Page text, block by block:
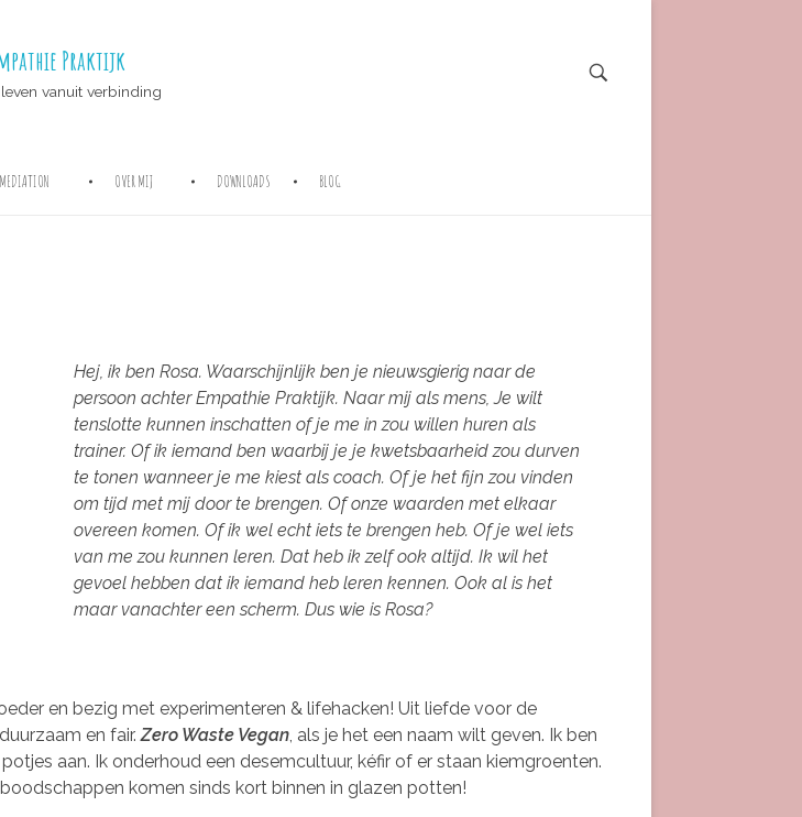
Praktijk
vanuit verbinding
OVER MIJ DOWNLOADS BLOG
Hej, ik ben Rosa. Waarschijnlijk ben je nieuwsgierig naar de
persoon achter Empathie Praktijk. Naar mij als mens, Je wilt
tenslotte kunnen inschatten of je me in zou willen huren als
trainer. Of ik iemand ben waarbij je je kwetsbaarheid zou durven
te tonen wanneer je me kiest als coach. Of je het fijn zou vinden
om tijd met mij door te brengen. Of onze waarden met elkaar
overeen komen. Of ik wel echt iets te brengen heb. Of je wel iets
van me zou kunnen leren. Dat heb ik zelf ook altijd. Ik wil het
gevoel hebben dat ik iemand heb leren kennen. Ook al is het
maar vanachter een scherm. Dus wie is Rosa?
en bezig met experimenteren & lifehacken! Uit liefde voor de
en fair.Zero Waste Vegan, als je het een naam wilt geven. Ik ben
aan. Ik onderhoud een desemcultuur, kéfir of er staan kiemgroenten.
komen sinds kort binnen in glazen potten!